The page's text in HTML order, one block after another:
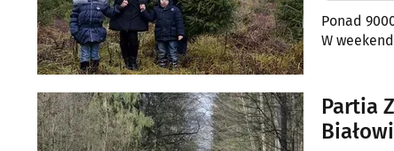
Ponad
W
Partia